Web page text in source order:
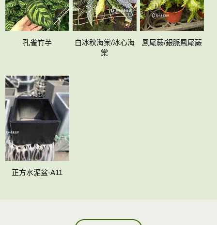
孔雀竹芋
白冰秋海棠/冰心海
棠
鳳尾蕨/銀脈鳳尾蕨
正方水泥盆-A11